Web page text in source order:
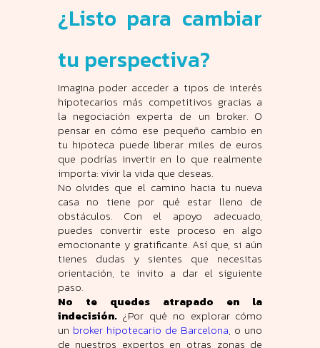
¿Listo para cambiar
tu perspectiva?
Imagina poder acceder a tipos de interés
hipotecarios más competitivos gracias a
la negociación experta de un broker. O
pensar en cómo ese pequeño cambio en
tu hipoteca puede liberar miles de euros
que podrías invertir en lo que realmente
importa: vivir la vida que deseas.
No olvides que el camino hacia tu nueva
casa no tiene por qué estar lleno de
obstáculos. Con el apoyo adecuado,
puedes convertir este proceso en algo
emocionante y gratificante. Así que, si aún
tienes dudas y sientes que necesitas
orientación, te invito a dar el siguiente
paso.
No te quedes atrapado en la
indecisión.¿Por qué no explorar cómo
un broker hipotecario de Barcelona, o uno
de nuestros expertos en otras zonas de